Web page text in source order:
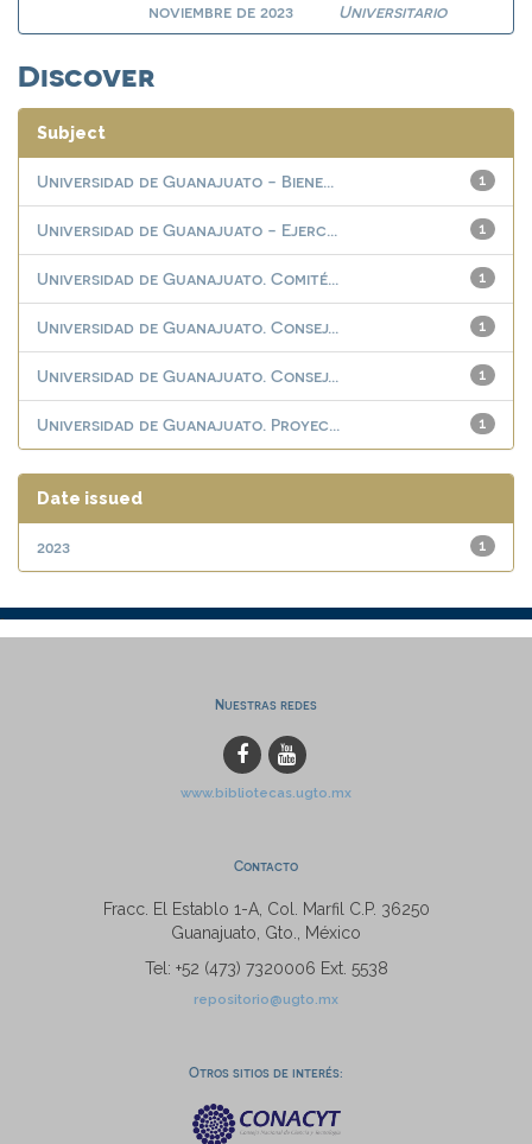
noviembre de 2023
Universitario
Discover
Subject
1
Universidad de Guanajuato - Biene...
1
Universidad de Guanajuato - Ejerc...
1
Universidad de Guanajuato. Comité...
1
Universidad de Guanajuato. Consej...
1
Universidad de Guanajuato. Consej...
1
Universidad de Guanajuato. Proyec...
Date issued
1
2023
Nuestras redes
www.bibliotecas.ugto.mx
Contacto
Fracc. El Establo 1-A, Col. Marfil C.P. 36250
Guanajuato, Gto., México
Tel: +52 (473) 7320006 Ext. 5538
repositorio@ugto.mx
Otros sitios de interés: